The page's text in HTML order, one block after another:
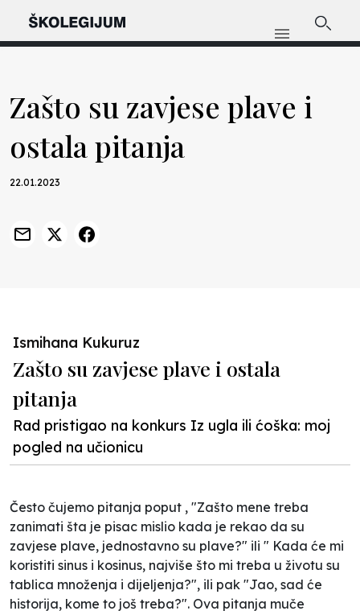
Zašto su zavjese plave i
ostala pitanja
22.01.2023
Ismihana Kukuruz
Zašto su zavjese plave i ostala
pitanja
Rad pristigao na konkurs Iz ugla ili ćoška: moj
pogled na učionicu
Često čujemo pitanja poput , "Zašto mene treba
zanimati šta je pisac mislio kada je rekao da su
zavjese plave, jednostavno su plave?" ili " Kada će mi
koristiti sinus i kosinus, najviše što mi treba u životu su
tablica množenja i dijeljenja?", ili pak "Jao, sad će
historija, kome to još treba?". Ova pitanja muče